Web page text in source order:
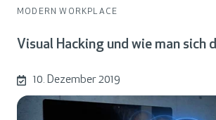
MODERN WORKPLACE
Visual Hacking und wie man sich
10. Dezember 2019